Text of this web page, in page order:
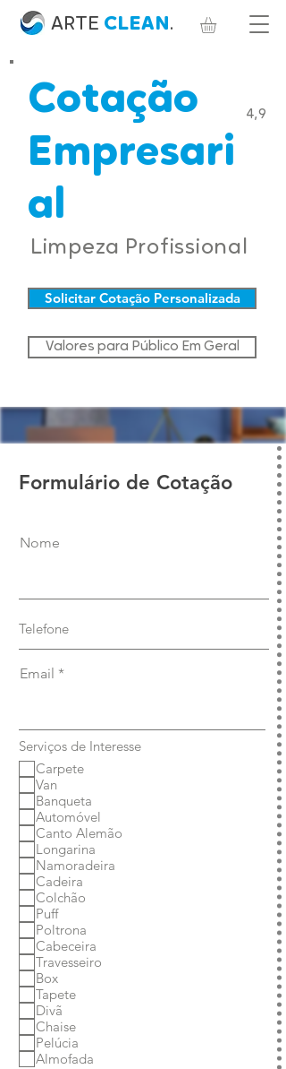
ARTE CLEAN.
Cotação
Empresari
al
4,9
Limpeza Profissional
Solicitar Cotação Personalizada
Valores para Público Em Geral
Formulário de Cotação
Nome
Email
Serviços de Interesse
Carpete
Van
Banqueta
Automóvel
Canto Alemão
Longarina
Namoradeira
Cadeira
Colchão
Puff
Poltrona
Cabeceira
Travesseiro
Box
Tapete
Divã
Chaise
Pelúcia
Almofada